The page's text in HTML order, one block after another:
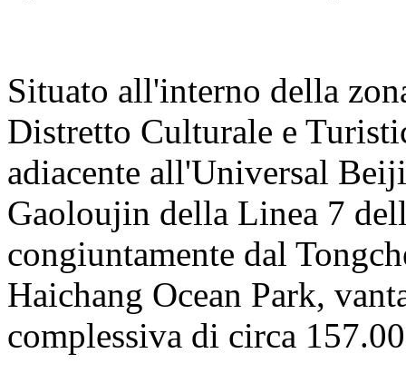
Situato all'interno della
Distretto Culturale e
adiacente all'Universal
Gaoloujin della Linea 7
congiuntamente dal
Haichang Ocean Park,
complessiva di circa